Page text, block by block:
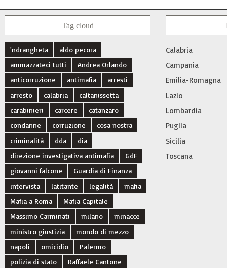
Tag cloud
'ndrangheta
aldo pecora
ammazzateci tutti
Andrea Orlando
anticorruzione
antimafia
arresti
arresto
calabria
caltanissetta
carabinieri
carcere
catanzaro
condanne
corruzione
cosa nostra
criminalità
dda
dia
direzione investigativa antimafia
GdF
giovanni falcone
Guardia di Finanza
intervista
latitante legalità
mafia
Mafia a Roma
Mafia Capitale
Massimo Carminati
milano
minacce
ministro giustizia
mondo di mezzo
napoli
omicidio
Palermo
polizia di stato
Raffaele Cantone
Calabria
Campania
Emilia-Romagna
Lazio
Lombardia
Puglia
Sicilia
Toscana